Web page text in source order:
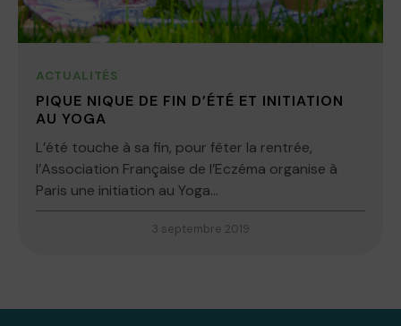
ACTUALITÉS
PIQUE NIQUE DE FIN D’ÉTÉ ET INITIATION
AU YOGA
L’été touche à sa fin, pour fêter la rentrée,
l’Association Française de l’Eczéma organise à
Paris une initiation au Yoga...
3 septembre 2019